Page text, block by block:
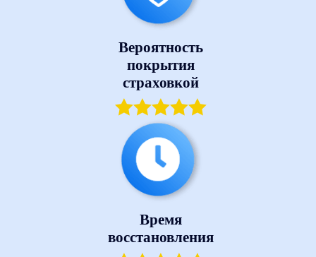
Вероятность
покрытия
страховкой
Время
восстановления